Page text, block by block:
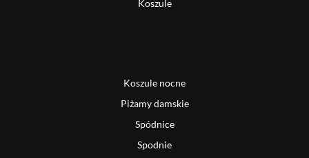
Koszule
Koszule nocne
Piżamy damskie
Spódnice
Spodnie